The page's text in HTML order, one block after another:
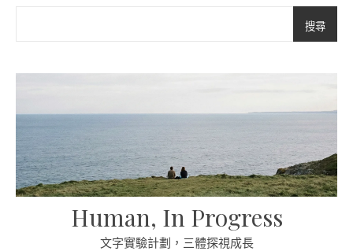
搜尋
Human, In Progress
文字實驗計劃，三體探視成長